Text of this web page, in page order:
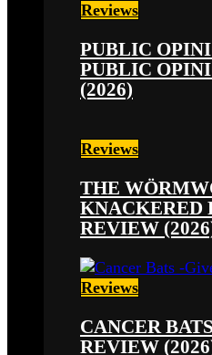
Reviews
PUBLIC
PUBLIC
(2026)
Reviews
THE
KNACKERED
REVIEW
Reviews
CANCER
REVIEW